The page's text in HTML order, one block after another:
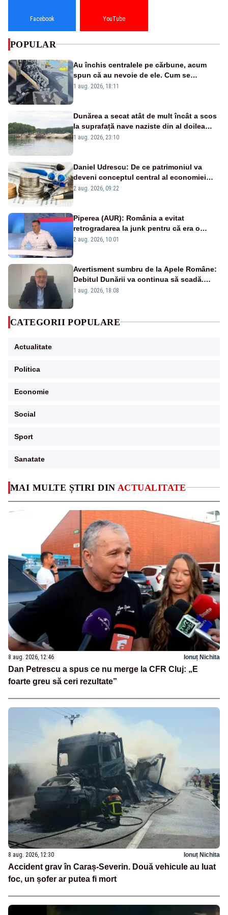
MAI MULTE ȘTIRI DIN ACTUALITATE
8 aug. 2026, 12:46 Ionuț Nichita
Dan Petrescu a spus ce nu merge la CFR Cluj: „E
foarte greu să ceri rezultate”
8 aug. 2026, 12:30 Ionuț Nichita
Accident grav în Caraș-Severin. Două vehicule au luat
foc, un șofer ar putea fi mort
Facebook YouTube
POPULAR
Au închis centralele pe cărbune, acum
spun că au nevoie de ele. Cum se
pasează vina în plină criză energetică
1 aug. 2026, 18:11
Dunărea a secat atât de mult încât a scos
la suprafață nave naziste din al doilea
război mondial
1 aug. 2026, 23:10
Daniel Udrescu: De ce patrimoniul va
deveni conceptul central al economiei
viitoare?
2 aug. 2026, 09:22
Piperea (AUR): România a evitat
retrogradarea la junk pentru că era o
catastrofă pentru bănci și fondurile de
2 aug. 2026, 10:01
Avertisment sumbru de la Apele Române:
Debitul Dunării va continua să scadă.
Cernavodă s-ar putea închide în 4 zile
1 aug. 2026, 18:08
CATEGORII POPULARE
Actualitate
Politica
Economie
Social
Sport
Sanatate